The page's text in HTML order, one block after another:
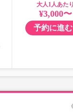
大人
¥3,000〜
予約に進む